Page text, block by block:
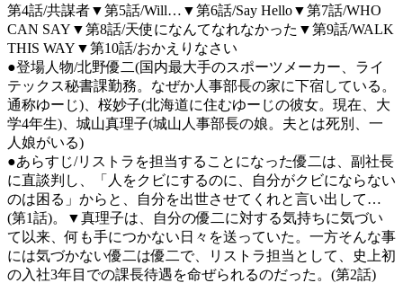
第4話/共謀者▼第5話/Will…▼第6話/Say Hello▼第7話/WHO
CAN SAY▼第8話/天使になんてなれなかった▼第9話/WALK
THIS WAY▼第10話/おかえりなさい
●登場人物/北野優二(国内最大手のスポーツメーカー、ライ
テックス秘書課勤務。なぜか人事部長の家に下宿している。
通称ゆーじ)、桜妙子(北海道に住むゆーじの彼女。現在、大
学4年生)、城山真理子(城山人事部長の娘。夫とは死別、一
人娘がいる)
●あらすじ/リストラを担当することになった優二は、副社長
に直談判し、「人をクビにするのに、自分がクビにならない
のは困る」からと、自分を出世させてくれと言い出して…
(第1話)。▼真理子は、自分の優二に対する気持ちに気づい
て以来、何も手につかない日々を送っていた。一方そんな事
には気づかない優二は優二で、リストラ担当として、史上初
の入社3年目での課長待遇を命ぜられるのだった。(第2話)